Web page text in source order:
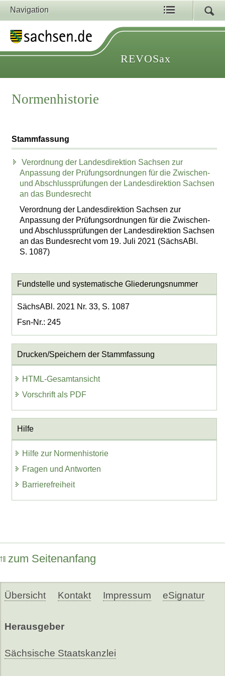
Navigation
REVOSax
Normenhistorie
Stammfassung
Verordnung der Landesdirektion Sachsen zur
Anpassung der Prüfungsordnungen für die Zwischen-
und Abschlussprüfungen der Landesdirektion Sachsen
an das Bundesrecht
Verordnung der Landesdirektion Sachsen zur
Anpassung der Prüfungsordnungen für die Zwischen-
und Abschlussprüfungen der Landesdirektion Sachsen
an das Bundesrecht vom 19. Juli 2021 (SächsABl.
S. 1087)
Fundstelle und systematische Gliederungsnummer
SächsABl. 2021 Nr. 33, S. 1087
Fsn-Nr.: 245
Drucken/Speichern der Stammfassung
HTML-Gesamtansicht
Vorschrift als PDF
Hilfe
Hilfe zur Normenhistorie
Fragen und Antworten
Barrierefreiheit
zum Seitenanfang
Übersicht Kontakt Impressum eSignatur
Herausgeber
Sächsische Staatskanzlei